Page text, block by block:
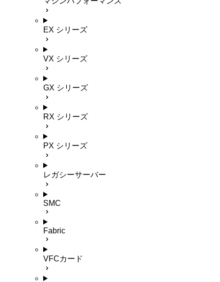
EX シリーズ
VX シリーズ
GX シリーズ
RX シリーズ
PX シリーズ
レガシーサーバー
SMC
Fabric
VFCカード